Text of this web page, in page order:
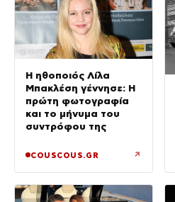
Η ηθοποιός Λίλα
Μπακλέση γέννησε: Η
πρώτη φωτογραφία
και το μήνυμα του
συντρόφου της
COUSCOUS.GR ↗